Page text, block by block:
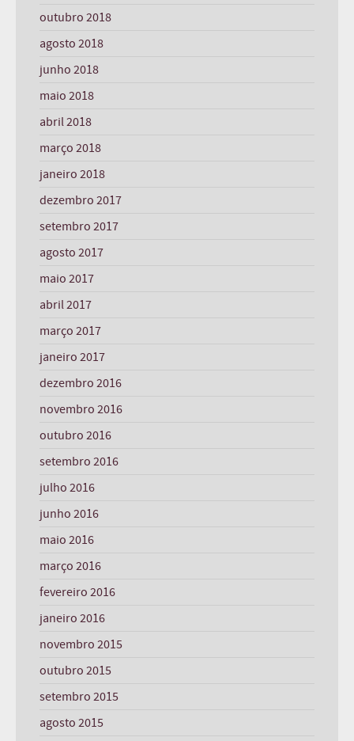
outubro 2018
agosto 2018
junho 2018
maio 2018
abril 2018
março 2018
janeiro 2018
dezembro 2017
setembro 2017
agosto 2017
maio 2017
abril 2017
março 2017
janeiro 2017
dezembro 2016
novembro 2016
outubro 2016
setembro 2016
julho 2016
junho 2016
maio 2016
março 2016
fevereiro 2016
janeiro 2016
novembro 2015
outubro 2015
setembro 2015
agosto 2015